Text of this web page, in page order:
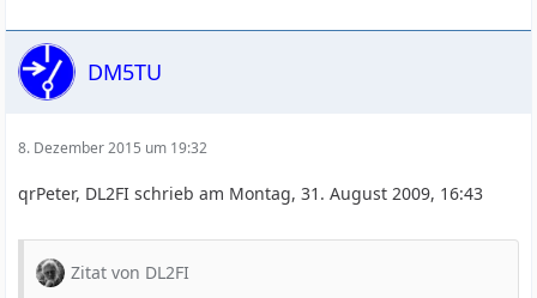
DM5TU
8. Dezember 2015 um 19:32
qrPeter, DL2FI schrieb am Montag, 31. August 2009, 16:43
Zitat von DL2FI